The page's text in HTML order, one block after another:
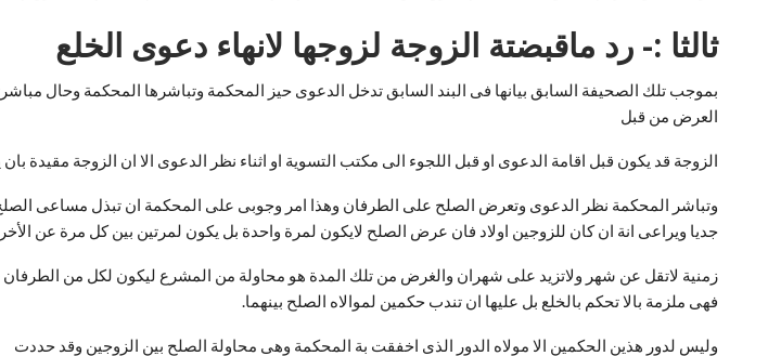
ثالثا :- رد ماقبضتة الزوجة لزوجها لانهاء دعوى الخلع
بموجب تلك الصحيفة السابق بيانها فى البند السابق تدخل الدعوى حيز المحكمة وتباشرها المحكمة وحال
العرض من قبل
الزوجة قد يكون قبل اقامة الدعوى او قبل اللجوء الى مكتب التسوية او اثناء نظر الدعوى الا ان الزوجة مقيدة
وتباشر المحكمة نظر الدعوى وتعرض الصلح على الطرفان وهذا امر وجوبى على المحكمة ان تبذل مساعى
جديا ويراعى انة ان كان للزوجين اولاد فان عرض الصلح لايكون لمرة واحدة بل يكون لمرتين بين كل مرة عن
زمنية لاتقل عن شهر ولاتزيد على شهران والغرض من تلك المدة هو محاولة من المشرع ليكون لكل من
فهى ملزمة بالا تحكم بالخلع بل عليها ان تندب حكمين لموالاه الصلح بينهما.
وليس لدور هذين الحكمين الا مولاه الدور الذى اخفقت بة المحكمة وهى محاولة الصلح بين الزوجين وقد حددت